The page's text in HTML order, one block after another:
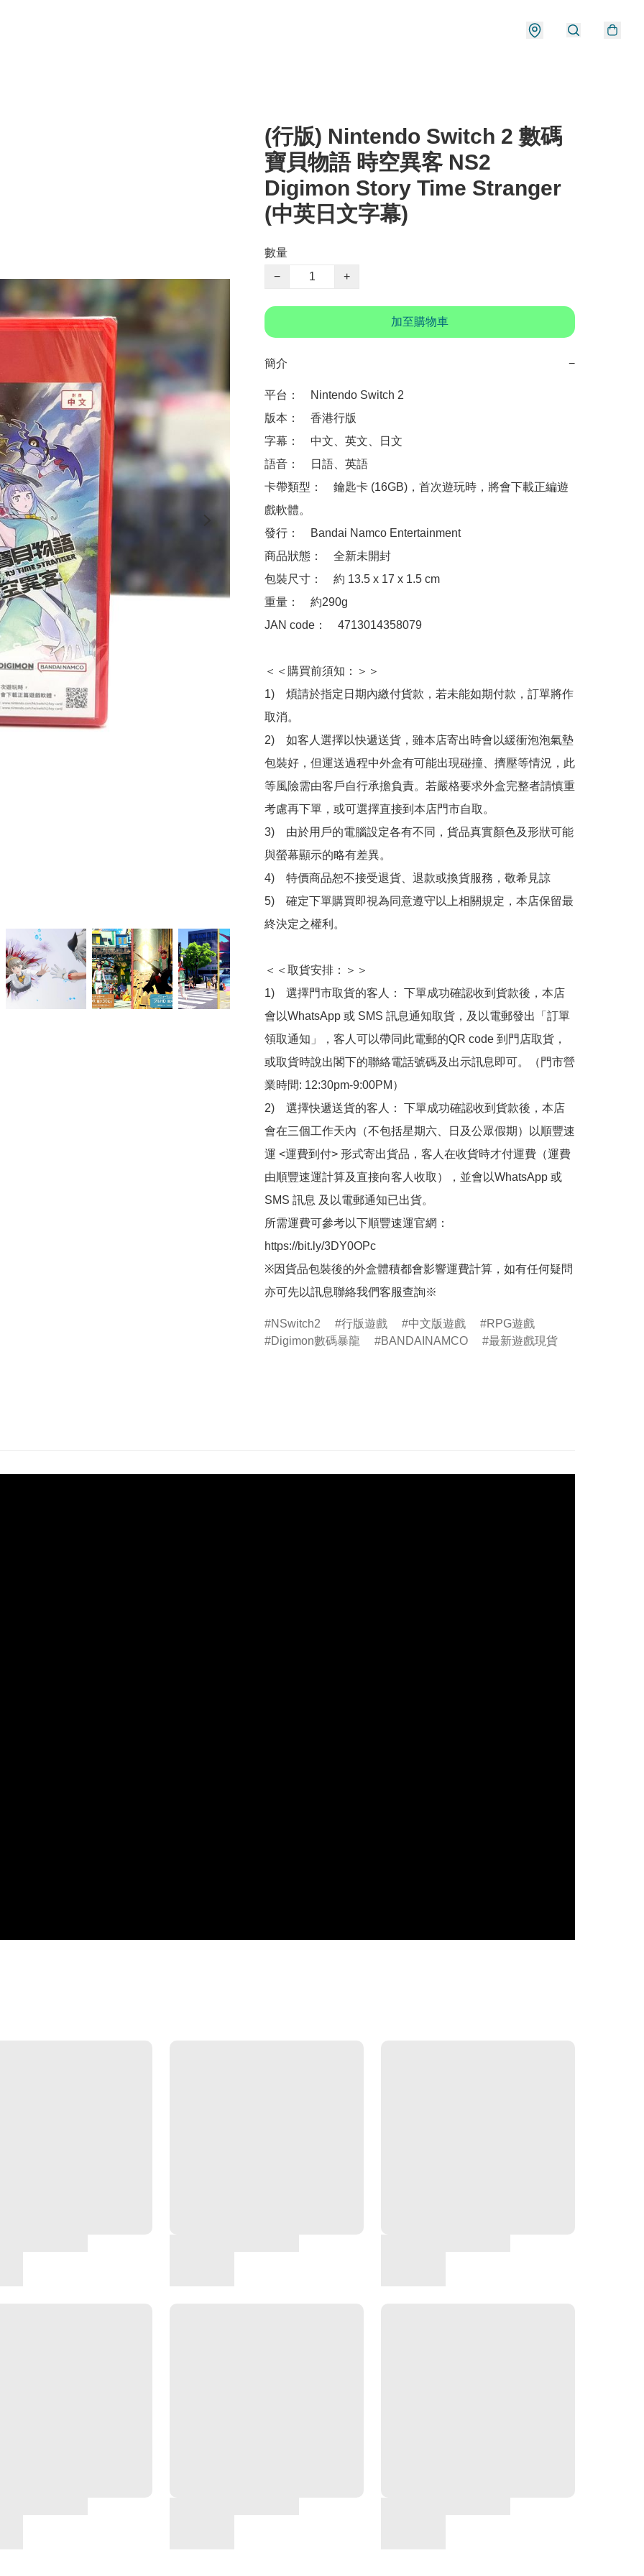
(行版) Nintendo Switch 2 數碼
寶貝物語 時空異客 NS2
Digimon Story Time Stranger
(中英日文字幕)
數量
−
+
加至購物車
簡介 −
平台：　Nintendo Switch 2
版本：　香港行版
字幕：　中文、英文、日文
語音：　日語、英語
卡帶類型：　鑰匙卡 (16GB)，首次遊玩時，將會下載正編遊
戲軟體。
發行：　Bandai Namco Entertainment
商品狀態：　全新未開封
包裝尺寸：　約 13.5 x 17 x 1.5 cm
重量：　約290g
JAN code：　4713014358079
＜＜購買前須知：＞＞
1)　煩請於指定日期內繳付貨款，若未能如期付款，訂單將作
取消。
2)　如客人選擇以快遞送貨，雖本店寄出時會以緩衝泡泡氣墊
包裝好，但運送過程中外盒有可能出現碰撞、擠壓等情況，此
等風險需由客戶自行承擔負責。若嚴格要求外盒完整者請慎重
考慮再下單，或可選擇直接到本店門市自取。
3)　由於用戶的電腦設定各有不同，貨品真實顏色及形狀可能
與螢幕顯示的略有差異。
4)　特價商品恕不接受退貨、退款或換貨服務，敬希見諒
5)　確定下單購買即視為同意遵守以上相關規定，本店保留最
終決定之權利。
＜＜取貨安排：＞＞
1)　選擇門市取貨的客人： 下單成功確認收到貨款後，本店
會以WhatsApp 或 SMS 訊息通知取貨，及以電郵發出「訂單
領取通知」，客人可以帶同此電郵的QR code 到門店取貨，
或取貨時說出閣下的聯絡電話號碼及出示訊息即可。（門市營
業時間: 12:30pm-9:00PM）
2)　選擇快遞送貨的客人： 下單成功確認收到貨款後，本店
會在三個工作天內（不包括星期六、日及公眾假期）以順豐速
運 <運費到付> 形式寄出貨品，客人在收貨時才付運費（運費
由順豐速運計算及直接向客人收取），並會以WhatsApp 或
SMS 訊息 及以電郵通知已出貨。
所需運費可參考以下順豐速運官網：
https://bit.ly/3DY0OPc
※因貨品包裝後的外盒體積都會影響運費計算，如有任何疑問
亦可先以訊息聯絡我們客服查詢※
NSwitch2 行版遊戲 中文版遊戲
RPG遊戲
Digimon數碼暴龍
BANDAINAMCO 最新遊戲現貨